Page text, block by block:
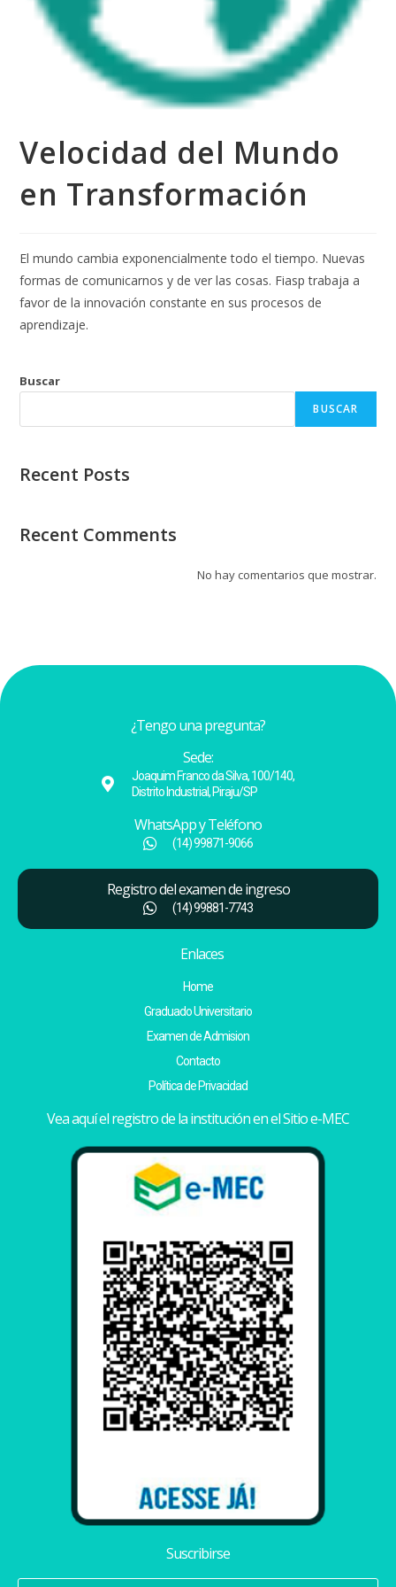
Velocidad del Mundo
en Transformación
El mundo cambia exponencialmente todo el tiempo. Nuevas
formas de comunicarnos y de ver las cosas. Fiasp trabaja a
favor de la innovación constante en sus procesos de
aprendizaje.
Buscar
BUSCAR
Recent Posts
Recent Comments
No hay comentarios que mostrar.
¿Tengo una pregunta?
Sede:
Joaquim Franco da Silva, 100/140,
Distrito Industrial, Piraju/SP
WhatsApp y Teléfono
(14) 99871-9066
Registro del examen de ingreso
(14) 99881-7743
Enlaces
Home
Graduado Universitario
Examen de Admision
Contacto
Política de Privacidad
Vea aquí el registro de la institución en el Sitio e-MEC
Suscribirse